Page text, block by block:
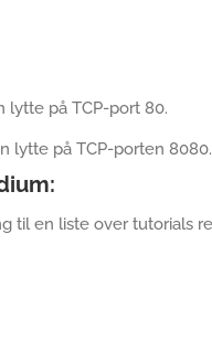
lytte på TCP-port 80.
lytte på TCP-porten 8080.
til en liste over tutorials